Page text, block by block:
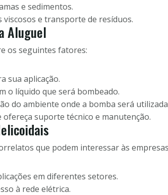
e sedimentos.
e transporte de resíduos.
Aluguel
os seguintes fatores:
sua aplicação.
o líquido que será bombeado.
do ambiente onde a bomba será
ofereça suporte técnico e manutenção.
que podem interessar às
em diferentes setores.
à rede elétrica.